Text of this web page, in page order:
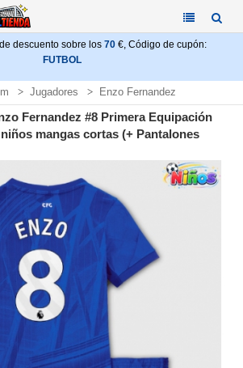
de descuento sobre los 70 €, Código de cupón:
FUTBOL
Jugadores Enzo Fernandez
Fernandez #8 Primera Equipación
mangas cortas (+ Pantalones